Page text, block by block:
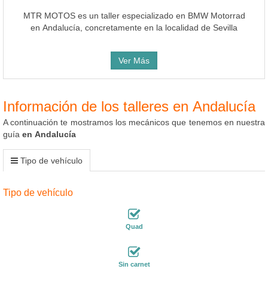
MTR MOTOS es un taller especializado en BMW Motorrad
en Andalucía, concretamente en la localidad de Sevilla
Ver Más
Información de los talleres en Andalucía
A continuación te mostramos los mecánicos que tenemos en nuestra
guía en Andalucía
Tipo de vehículo
Tipo de vehículo
Quad
Sin carnet